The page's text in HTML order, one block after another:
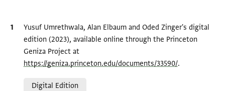
Bibliographic citation
Yusuf Umrethwala, Alan Elbaum and Oded Zinger's digital
edition (2023), available online through the Princeton
Geniza Project at
https://geniza.princeton.edu/documents/33590/.
Digital Edition